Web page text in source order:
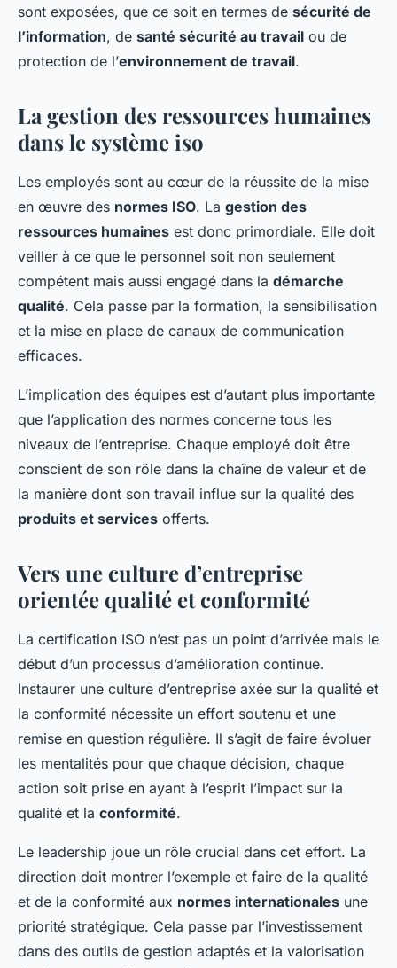
sont exposées, que ce soit en termes de sécurité de
l’information, de santé sécurité au travail ou de
protection de l’environnement de travail.
La gestion des ressources humaines
dans le système iso
Les employés sont au cœur de la réussite de la mise
en œuvre des normes ISO. La gestion des
ressources humaines est donc primordiale. Elle doit
veiller à ce que le personnel soit non seulement
compétent mais aussi engagé dans la démarche
qualité. Cela passe par la formation, la sensibilisation
et la mise en place de canaux de communication
efficaces.
L’implication des équipes est d’autant plus importante
que l’application des normes concerne tous les
niveaux de l’entreprise. Chaque employé doit être
conscient de son rôle dans la chaîne de valeur et de
la manière dont son travail influe sur la qualité des
produits et services offerts.
Vers une culture d’entreprise
orientée qualité et conformité
La certification ISO n’est pas un point d’arrivée mais le
début d’un processus d’amélioration continue.
Instaurer une culture d’entreprise axée sur la qualité et
la conformité nécessite un effort soutenu et une
remise en question régulière. Il s’agit de faire évoluer
les mentalités pour que chaque décision, chaque
action soit prise en ayant à l’esprit l’impact sur la
qualité et la conformité.
Le leadership joue un rôle crucial dans cet effort. La
direction doit montrer l’exemple et faire de la qualité
et de la conformité aux normes internationales une
priorité stratégique. Cela passe par l’investissement
dans des outils de gestion adaptés et la valorisation